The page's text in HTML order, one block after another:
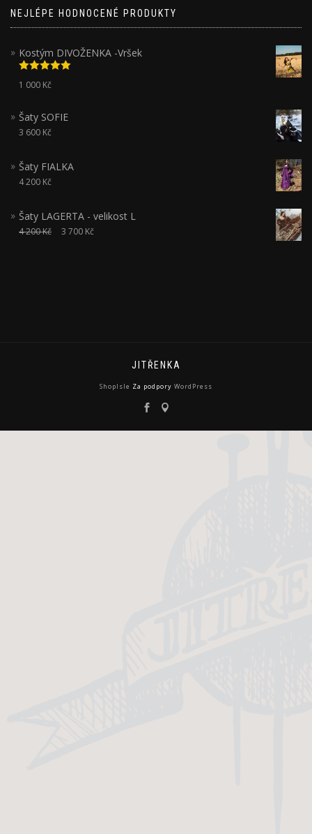
NEJLÉPE HODNOCENÉ PRODUKTY
Kostým DIVOŽENKA -Vršek
Hodnocení
5.00z 5
1 000 Kč
Šaty SOFIE
3 600 Kč
Šaty FIALKA
4 200 Kč
Šaty LAGERTA - velikost L
4 200Kč 3 700 Kč
JITŘENKA
ShopIsle Za podpory WordPress